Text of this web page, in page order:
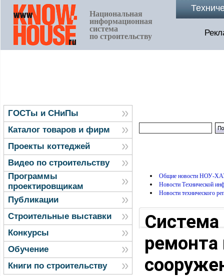
Национальная
информационная
система
по строительству
ГОСТы и СНиПы
Каталог товаров и фирм
Проекты коттеджей
Видео по строительству
Программы
проектировщикам
Публикации
Строительные выставки
Конкурсы
Обучение
Книги по строительству
Общие новости НОУ-
Новости Технической
Новости технического
Система